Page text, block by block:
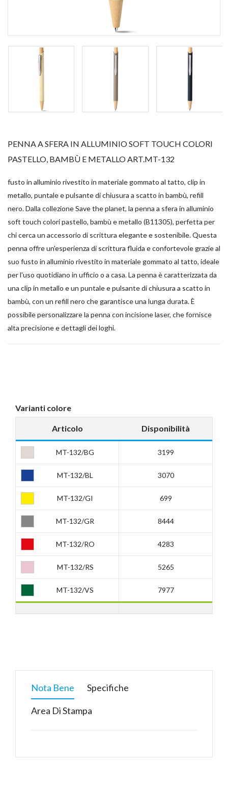
PENNA A SFERA IN ALLUMINIO SOFT TOUCH COLORI
PASTELLO, BAMBÙ E METALLO ART.MT-132
fusto in alluminio rivestito in materiale gommato al tatto, clip in
metallo, puntale e pulsante di chiusura a scatto in bambù, refill
nero. Dalla collezione Save the planet, la penna a sfera in alluminio
soft touch colori pastello, bambù e metallo (B11305), perfetta per
chi cerca un accessorio di scrittura elegante e sostenibile. Questa
penna offre un'esperienza di scrittura fluida e confortevole grazie al
suo fusto in alluminio rivestito in materiale gommato al tatto, ideale
per l'uso quotidiano in ufficio o a casa. La penna è caratterizzata da
una clip in metallo e un puntale e pulsante di chiusura a scatto in
bambù, con un refill nero che garantisce una lunga durata. È
possibile personalizzare la penna con incisione laser, che fornisce
alta precisione e dettagli dei loghi.
Varianti colore
Articolo Disponibilità
MT-132/BG 3199
MT-132/BL 3070
MT-132/GI 699
MT-132/GR 8444
MT-132/RO 4283
MT-132/RS 5265
MT-132/VS 7977
Nota Bene Specifiche
Area Di Stampa